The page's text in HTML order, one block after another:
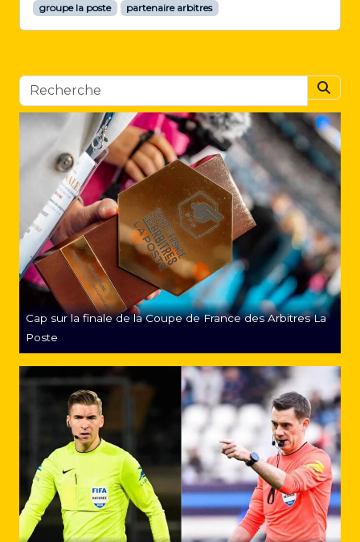
groupe la poste
partenaire arbitres
Cap sur la finale de la Coupe de France des Arbitres La
Poste